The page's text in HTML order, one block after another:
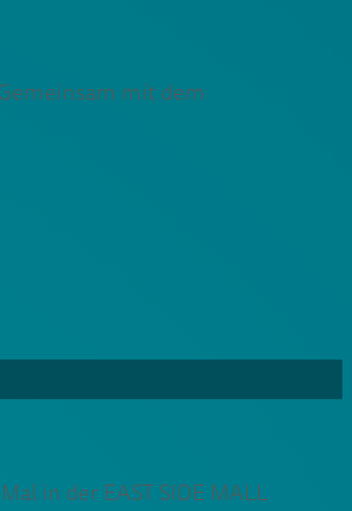
mit dem
in der EAST SIDE MALL